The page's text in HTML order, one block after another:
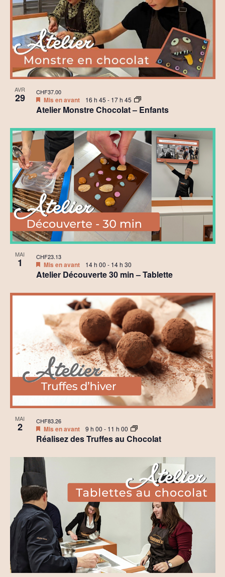
AVR
29
Atelier Monstre Chocolat – Enfants
Mis en avant 16 h 45 - 17 h 45
CHF37.00
MAI
1
Atelier Découverte 30 min – Tablette
Mis en avant 14 h 00 - 14 h 30
CHF23.13
MAI
2
Réalisez des Truffes au Chocolat
Mis en avant 9 h 00 - 11 h 00
CHF83.26